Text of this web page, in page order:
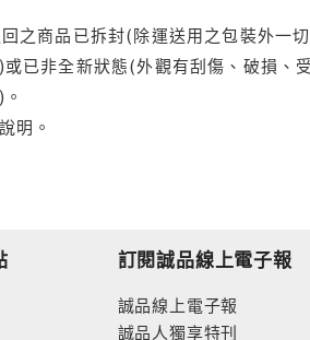
之商品已拆封(除運送用之包裝外一
已非全新狀態(外觀有刮傷、破損、
明。
訂閱誠品線上電子報
誠品線上電子報
誠品人獨享特刊